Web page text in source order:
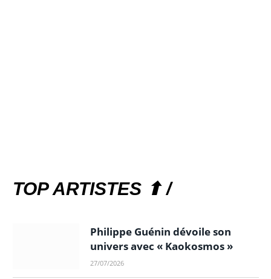
TOP ARTISTES ⬆ /
Philippe Guénin dévoile son
univers avec « Kaokosmos »
27/07/2026